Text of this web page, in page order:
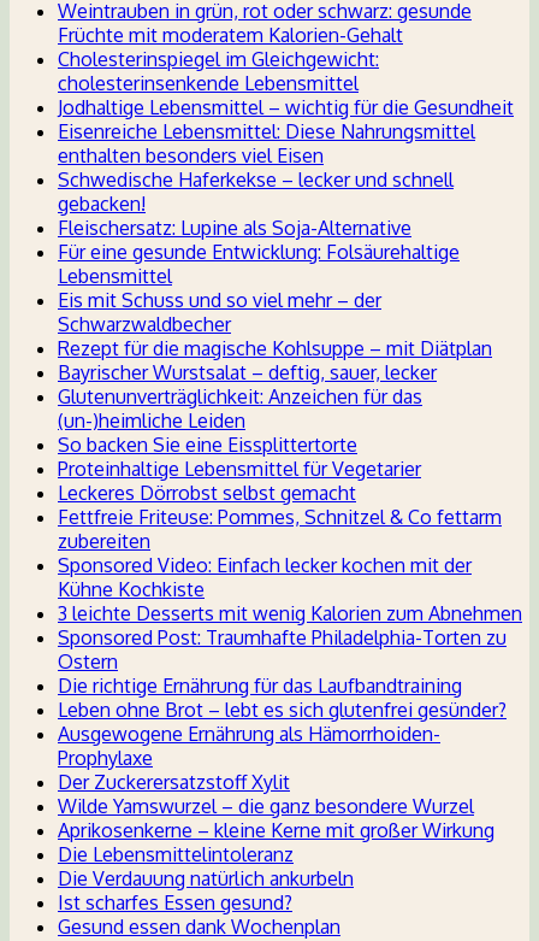
Weintrauben in grün, rot oder schwarz: gesunde
Früchte mit moderatem Kalorien-Gehalt
Cholesterinspiegel im Gleichgewicht:
cholesterinsenkende Lebensmittel
Jodhaltige Lebensmittel – wichtig für die Gesundheit
Eisenreiche Lebensmittel: Diese Nahrungsmittel
enthalten besonders viel Eisen
Schwedische Haferkekse – lecker und schnell
gebacken!
Fleischersatz: Lupine als Soja-Alternative
Für eine gesunde Entwicklung: Folsäurehaltige
Lebensmittel
Eis mit Schuss und so viel mehr – der
Schwarzwaldbecher
Rezept für die magische Kohlsuppe – mit Diätplan
Bayrischer Wurstsalat – deftig, sauer, lecker
Glutenunverträglichkeit: Anzeichen für das
(un-)heimliche Leiden
So backen Sie eine Eissplittertorte
Proteinhaltige Lebensmittel für Vegetarier
Leckeres Dörrobst selbst gemacht
Fettfreie Friteuse: Pommes, Schnitzel & Co fettarm
zubereiten
Sponsored Video: Einfach lecker kochen mit der
Kühne Kochkiste
3 leichte Desserts mit wenig Kalorien zum Abnehmen
Sponsored Post: Traumhafte Philadelphia-Torten zu
Ostern
Die richtige Ernährung für das Laufbandtraining
Leben ohne Brot – lebt es sich glutenfrei gesünder?
Ausgewogene Ernährung als Hämorrhoiden-
Prophylaxe
Der Zuckerersatzstoff Xylit
Wilde Yamswurzel – die ganz besondere Wurzel
Aprikosenkerne – kleine Kerne mit großer Wirkung
Die Lebensmittelintoleranz
Die Verdauung natürlich ankurbeln
Ist scharfes Essen gesund?
Gesund essen dank Wochenplan